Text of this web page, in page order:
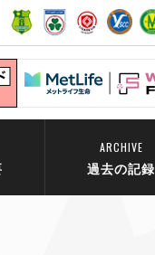
ARCHIVE
過去の記録